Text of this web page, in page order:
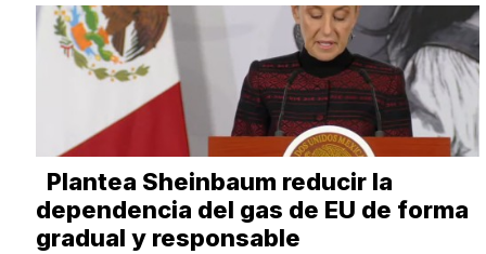
Plantea Sheinbaum reducir la
dependencia del gas de EU de forma
gradual y responsable